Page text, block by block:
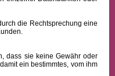
die Rechtsprechung eine
dass sie keine Gewähr oder
ein bestimmtes, vom ihm